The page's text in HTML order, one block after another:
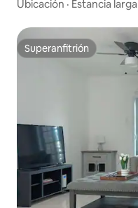
Ubicación · Estancia larga
Superanfitrión
Superanfitrión